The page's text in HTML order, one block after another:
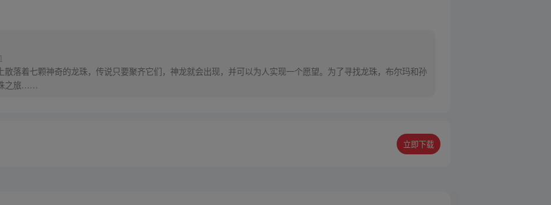
散落着七颗神奇的龙珠，传说只要聚齐它们，神龙就会出现，并可以为人实现一个愿望。为了寻找龙珠，布尔玛和孙
之旅……
立即下载